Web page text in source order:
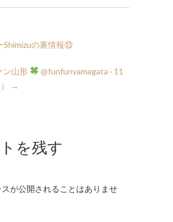
Shimizuの裏情報⑬
ン山形
→
を残す
スが公開されることはありませ